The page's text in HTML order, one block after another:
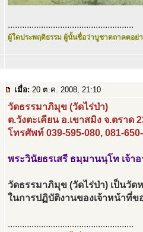
.....................................................
ผู้ใดประพฤติธรรม ผู้นั้นชื่อว่าบูชาตถาคตอย่า
เมื่อ: 20 ต.ค. 2008, 21:10
วัดธรรมาภิมุข (วัดไร่ป่า)
ต.วังตะเคียน อ.เขาสมิง จ.ตราด
โทรศัพท์ 039-595-080, 081-
พระวินัยธรเสรี ธมฺมานนฺโท เจ้าอ
วัดธรรมาภิมุข (วัดไร่ป่า) เป็นวั
ในการปฏิบัติงานของเจ้าหน้าที่
.....................................................